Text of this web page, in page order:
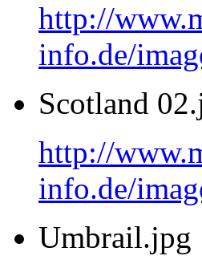
http://
info.de/
Scotland
http://
info.de/
Umbrail.jpg